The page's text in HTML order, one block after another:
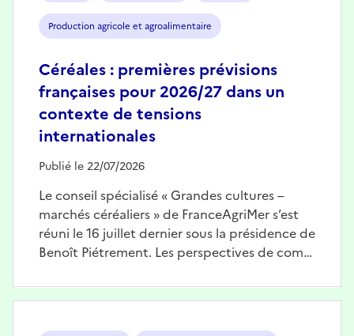
Production agricole et agroalimentaire
Céréales : premières prévisions
françaises pour 2026/27 dans un
contexte de tensions
internationales
Publié le 22/07/2026
Le conseil spécialisé « Grandes cultures –
marchés céréaliers » de FranceAgriMer s’est
réuni le 16 juillet dernier sous la présidence de
Benoît Piétrement. Les perspectives de com…